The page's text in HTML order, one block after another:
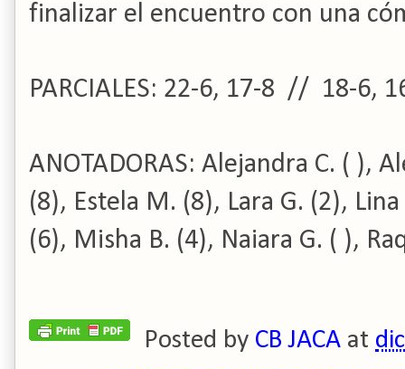
finalizar el encuentro con una
PARCIALES: 22-6, 17-8 // 18-6,
ANOTADORAS: Alejandra C. ( ),
(8), Estela M. (8), Lara G. (2),
(6), Misha B. (4), Naiara G. ( ),
Posted by CB JACA at